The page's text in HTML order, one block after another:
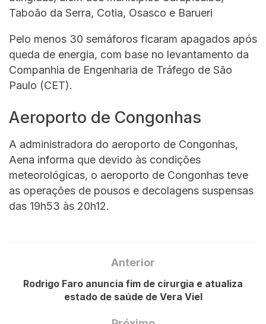
Taboão da Serra, Cotia, Osasco e Barueri
Pelo menos 30 semáforos ficaram apagados após
queda de energia, com base no levantamento da
Companhia de Engenharia de Tráfego de São
Paulo (CET).
Aeroporto de Congonhas
A administradora do aeroporto de Congonhas,
Aena informa que devido às condições
meteorológicas, o aeroporto de Congonhas teve
as operações de pousos e decolagens suspensas
das 19h53 às 20h12.
Anterior
Rodrigo Faro anuncia fim de cirurgia e atualiza
estado de saúde de Vera Viel